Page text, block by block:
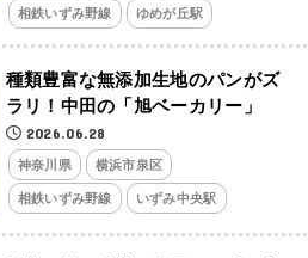
相鉄いずみ野線 ゆめが丘駅
種類豊富な無添加生地のパンがズ
ラリ！中田の「旭ベーカリー」
2026.06.28
神奈川県 横浜市泉区
相鉄いずみ野線 いずみ中央駅